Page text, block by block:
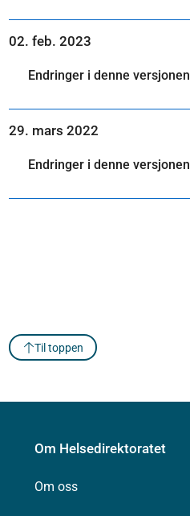
02. feb. 2023
Endringer i denne versjonen
29. mars 2022
Endringer i denne versjonen
Til toppen
Om Helsedirektoratet
Om oss